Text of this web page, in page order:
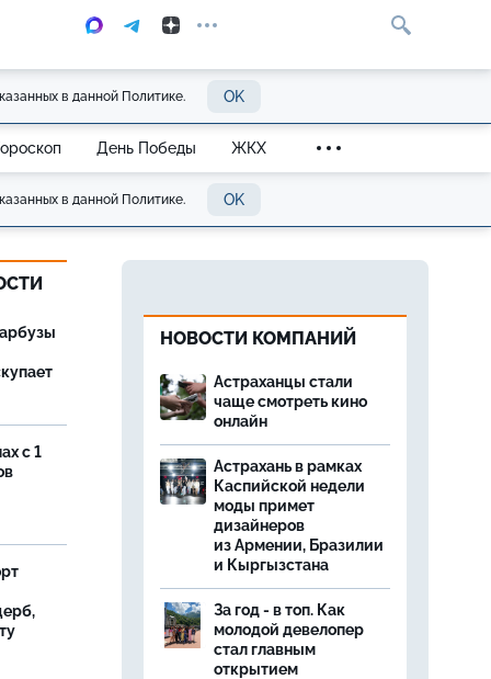
в данной Политике. OK
День Победы ЖКХ
в данной Политике. OK
с 1
НОВОСТИ КОМПАНИЙ
Астраханцы стали
чаще смотреть кино
онлайн
Астрахань в рамках
Каспийской недели
моды примет
дизайнеров
из Армении, Бразилии
и Кыргызстана
За год - в топ. Как
молодой девелопер
стал главным
открытием